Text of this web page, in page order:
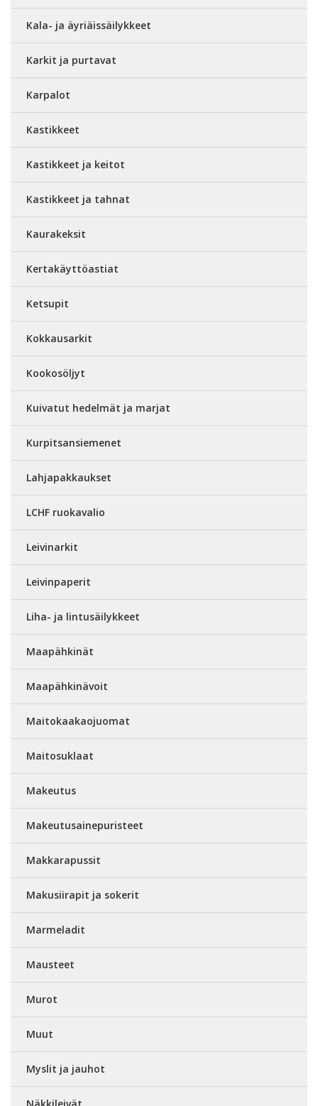
Kala- ja äyriäissäilykkeet
Karkit ja purtavat
Karpalot
Kastikkeet
Kastikkeet ja keitot
Kastikkeet ja tahnat
Kaurakeksit
Kertakäyttöastiat
Ketsupit
Kokkausarkit
Kookosöljyt
Kuivatut hedelmät ja marjat
Kurpitsansiemenet
Lahjapakkaukset
LCHF ruokavalio
Leivinarkit
Leivinpaperit
Liha- ja lintusäilykkeet
Maapähkinät
Maapähkinävoit
Maitokaakaojuomat
Maitosuklaat
Makeutus
Makeutusainepuristeet
Makkarapussit
Makusiirapit ja sokerit
Marmeladit
Mausteet
Murot
Muut
Myslit ja jauhot